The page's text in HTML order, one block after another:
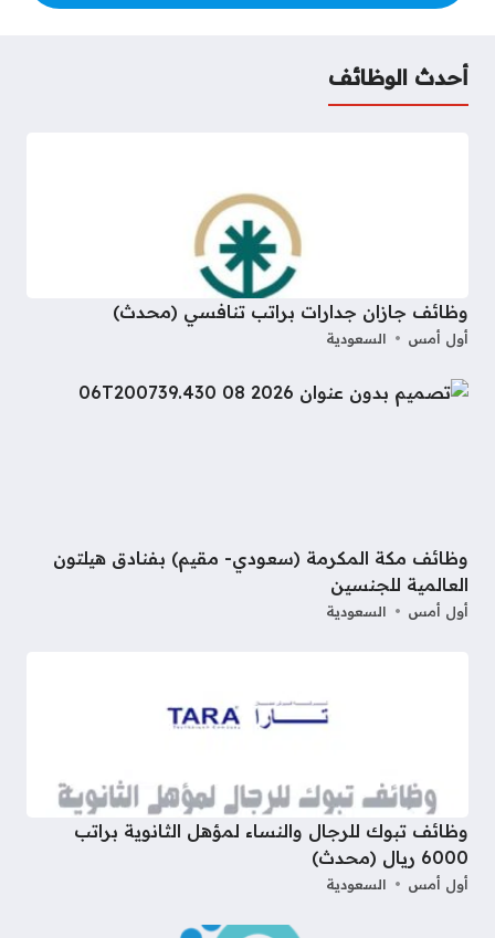
أحدث الوظائف
وظائف جازان جدارات براتب تنافسي (محدث)
أول أمس السعودية
وظائف مكة المكرمة (سعودي- مقيم) بفنادق هيلتون
العالمية للجنسين
أول أمس السعودية
وظائف تبوك للرجال والنساء لمؤهل الثانوية براتب
6000 ريال (محدث)
أول أمس السعودية